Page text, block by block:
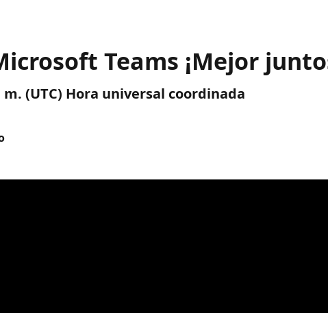
Teams ¡Mejor
m. (UTC) Hora universal coordinada